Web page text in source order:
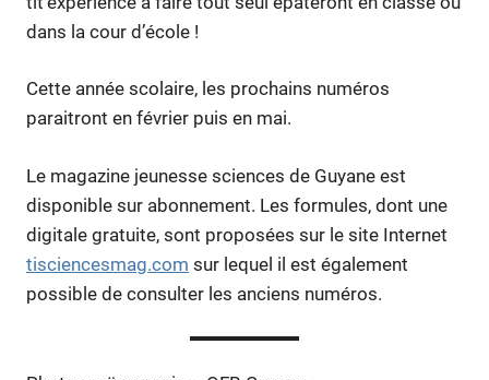
dans la cour d’école !
Cette année scolaire, les prochains numéros
paraitront en février puis en mai.
Le magazine jeunesse sciences de Guyane est
disponible sur abonnement. Les formules, dont une
digitale gratuite, sont proposées sur le site Internet
tisciencesmag.com sur lequel il est également
possible de consulter les anciens numéros.